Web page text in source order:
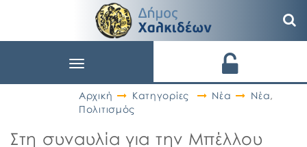
Toggle
Αρχική
Κατηγορίες Νέα Νέα,
Πολιτισμός
Στη συναυλία για την Μπέλλου